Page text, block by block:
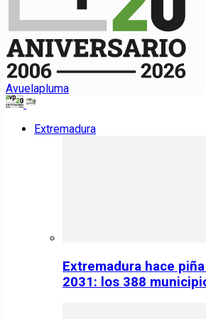
Avuelapluma
Extremadura
Extremadura hace
2031: los 388